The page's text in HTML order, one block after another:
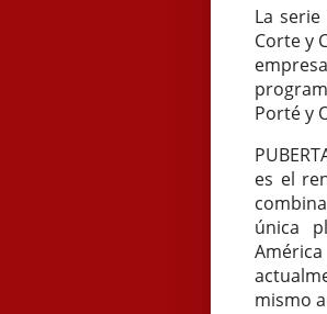
La
Corte y
Porté y
es el
única
mismo